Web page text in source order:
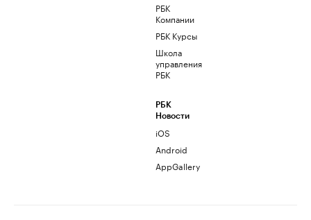
РБК
Компании
РБК Курсы
Школа
управления
РБК
РБК
Новости
iOS
Android
AppGallery